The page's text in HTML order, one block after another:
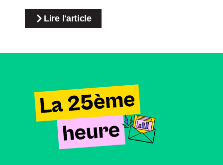
Lire l'article